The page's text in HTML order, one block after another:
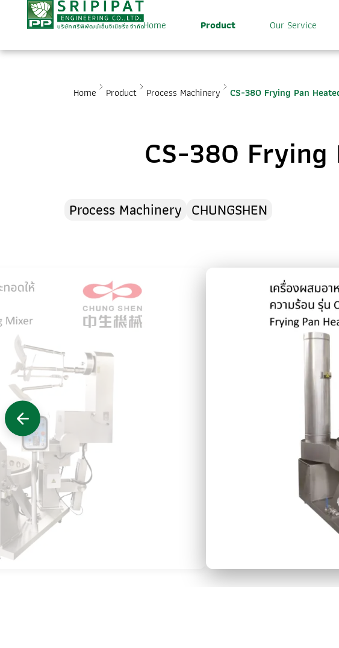
Home Product Our Service
Home Product Process Machinery CS-380 Frying Pan
CS-380 Frying
Process Machinery CHUNGSHEN